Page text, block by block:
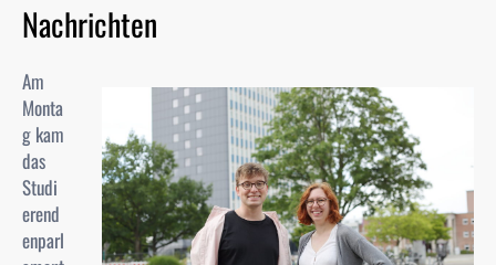
Nachrichten
Am
Monta
g kam
das
Studi
erend
enparl